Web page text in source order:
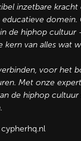
inzetbare kracht
domein.
de hiphop cultuur
van alles wat
voor het
Met onze
de hiphop
cypherhq.nl